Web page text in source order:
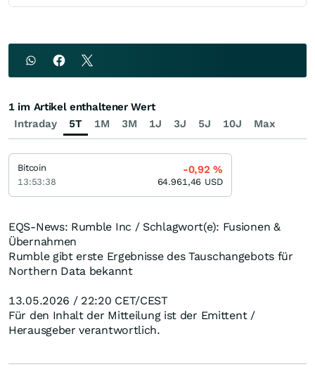
EQS-News: Rumble Inc / Schlagwort(e): Fusionen &
Übernahmen
Rumble gibt erste Ergebnisse des Tauschangebots für
Northern Data bekannt
13.05.2026 / 22:20 CET/CEST
Für den Inhalt der Mitteilung ist der Emittent /
Herausgeber verantwortlich.
Intraday 5T 1M 3M 1J 3J 5J 10J Max
1 im Artikel enthaltener Wert
Bitcoin
13:53:38
-0,92%
64.961,46 USD